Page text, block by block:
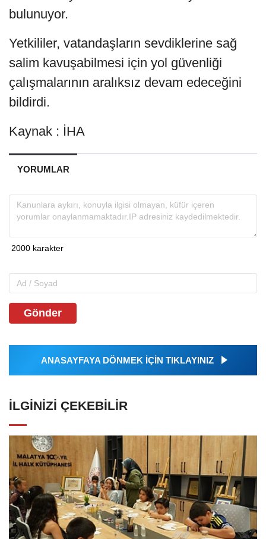
bulunuyor.
Yetkililer, vatandaşların sevdiklerine sağ
salim kavuşabilmesi için yol güvenliği
çalışmalarının aralıksız devam edeceğini
bildirdi.
Kaynak : İHA
YORUMLAR
Gönder
ANASAYFAYA DÖNMEK İÇİN TIKLAYINIZ
İLGINIZI ÇEKEBILIR